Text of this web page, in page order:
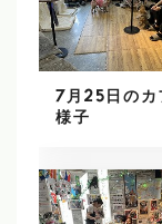
7月25日のカ
様子